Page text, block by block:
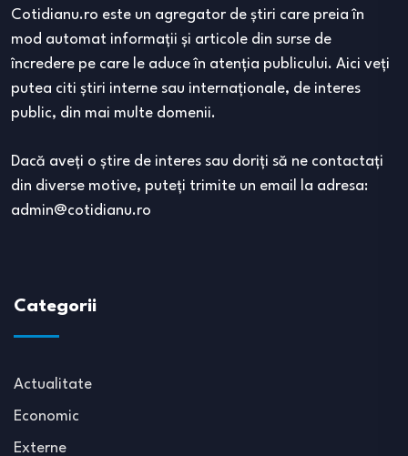
Cotidianu.ro este un agregator de ştiri care preia în
mod automat informaţii şi articole din surse de
încredere pe care le aduce în atenţia publicului. Aici veţi
putea citi ştiri interne sau internaţionale, de interes
public, din mai multe domenii.
Dacă aveţi o ştire de interes sau doriţi să ne contactaţi
din diverse motive, puteţi trimite un email la adresa:
admin@cotidianu.ro
Categorii
Actualitate
Economic
Externe